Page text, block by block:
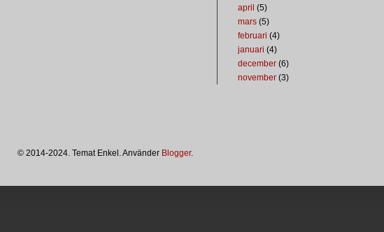
april (5)
mars (5)
februari (4)
januari (4)
december (6)
november (3)
© 2014-2024. Temat Enkel. Använder Blogger.